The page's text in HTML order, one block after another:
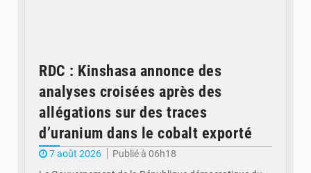
RDC : Kinshasa annonce des
analyses croisées après des
allégations sur des traces
d’uranium dans le cobalt exporté
7 août 2026
Publié à 06h18